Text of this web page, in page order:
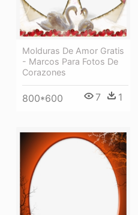
Molduras De Amor Gratis
- Marcos Para Fotos De
Corazones
800*600 7 1